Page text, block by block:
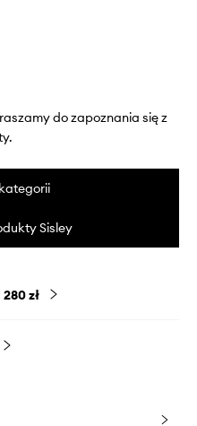
do zapoznania się z
Sisley
280 zł